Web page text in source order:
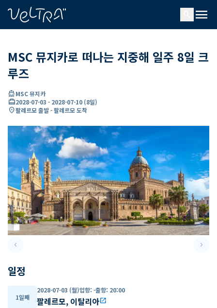
menu
MSC 뮤지카로 떠나는 지중해 일주 8일 크
루즈
directions_boatMSC 뮤지카
card_travel2028-07-03 - 2028-07-10 (8일)
location_on팔레르모 출발 - 팔레르모 도착
keyboard_arrow_leftPrevious slide keyboard_arrow_right
일정
1일째
2028-07-03 (월)입항: -출항: 20:00
팔레르모, 이탈리아open_in_new